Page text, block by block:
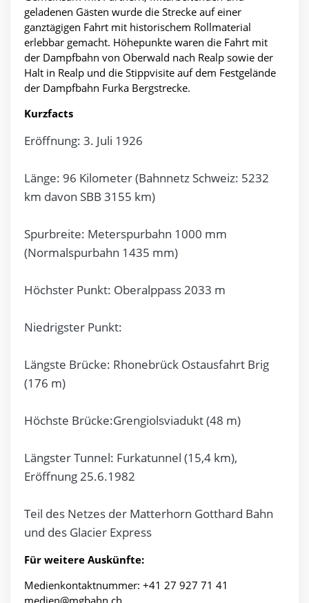
geladenen Gästen wurde die Strecke auf einer
ganztägigen Fahrt mit historischem Rollmaterial
erlebbar gemacht. Höhepunkte waren die Fahrt mit
der Dampfbahn von Oberwald nach Realp sowie der
Halt in Realp und die Stippvisite auf dem Festgelände
der Dampfbahn Furka Bergstrecke.
Kurzfacts
Eröffnung: 3. Juli 1926
Länge: 96 Kilometer (Bahnnetz Schweiz: 5232
km davon SBB 3155 km)
Spurbreite: Meterspurbahn 1000 mm
(Normalspurbahn 1435 mm)
Höchster Punkt: Oberalppass 2033 m
Niedrigster Punkt:
Längste Brücke: Rhonebrück Ostausfahrt Brig
(176 m)
Höchste Brücke:Grengiolsviadukt (48 m)
Längster Tunnel: Furkatunnel (15,4 km),
Eröffnung 25.6.1982
Teil des Netzes der Matterhorn Gotthard Bahn
und des Glacier Express
Für weitere Auskünfte:
Medienkontaktnummer: +41 27 927 71 41